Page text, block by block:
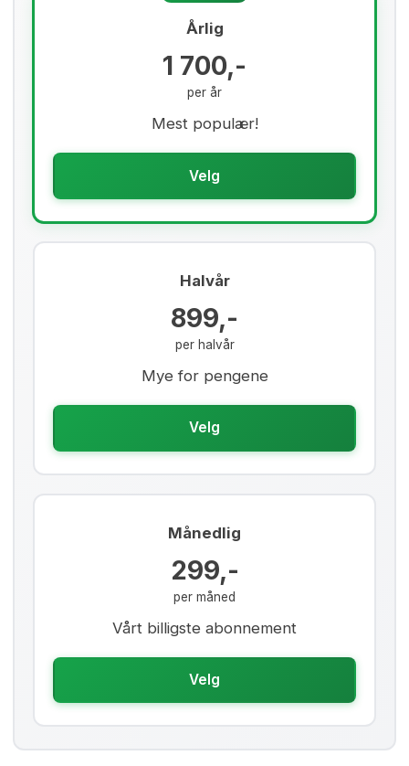
Årlig
1 700,-
per år
Mest populær!
Velg
Halvår
899,-
per halvår
Mye for pengene
Velg
Månedlig
299,-
per måned
Vårt billigste abonnement
Velg